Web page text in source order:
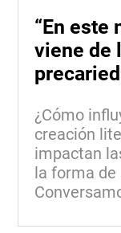
“En este
viene de
¿Cómo
creación
impactan
la forma de